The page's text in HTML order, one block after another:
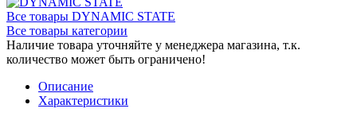
Все товары DYNAMIC STATE
Все товары категории
Наличие товара уточняйте у менеджера магазина, т.к.
количество может быть ограничено!
Описание
Характеристики